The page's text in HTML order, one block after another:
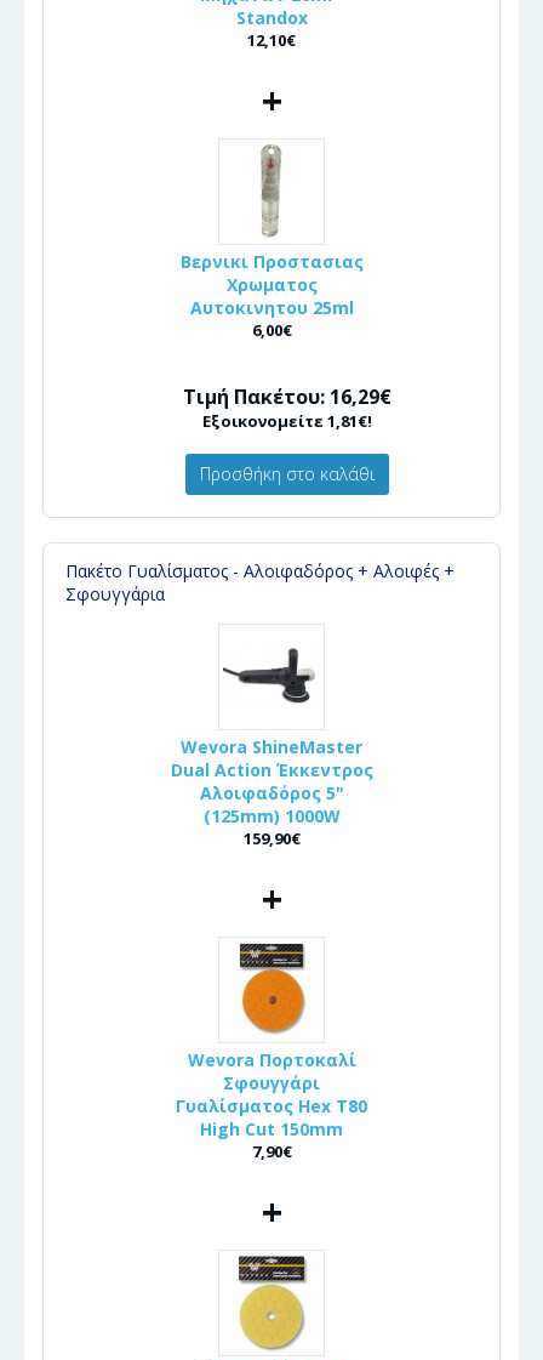
Standox
12,10€
+
Βερνικι Προστασιας
Χρωματος
Αυτοκινητου 25ml
6,00€
Τιμή Πακέτου: 16,29€
Εξοικονομείτε 1,81€!
Προσθήκη στο καλάθι
Πακέτο Γυαλίσματος - Αλοιφαδόρος + Αλοιφές +
Σφουγγάρια
Wevora ShineMaster
Dual Action Έκκεντρος
Αλοιφαδόρος 5"
(125mm) 1000W
159,90€
+
Wevora Πορτοκαλί
Σφουγγάρι
Γυαλίσματος Hex T80
High Cut 150mm
7,90€
+